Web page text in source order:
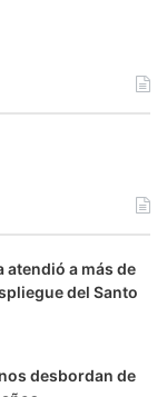
atendió a más de
del Santo
desbordan de